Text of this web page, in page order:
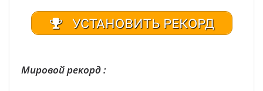
УСТАНОВИТЬ РЕКОРД
Мировой рекорд :